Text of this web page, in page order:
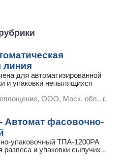
линия
для автоматизированной
и упаковки непылящихся
ООО, Моск. обл., г.
Автомат фасовочно-
упаковочный ТПА-1200РА
развеса и упаковки сыпучих...